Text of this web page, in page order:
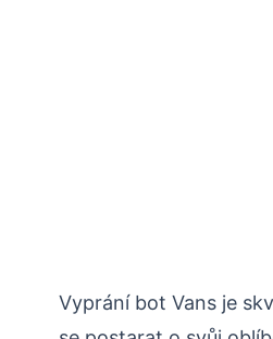
Vyprání bot Vans je